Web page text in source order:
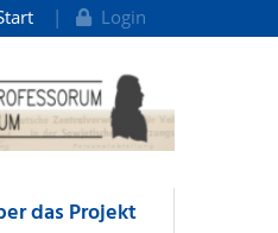
Login
das Projekt